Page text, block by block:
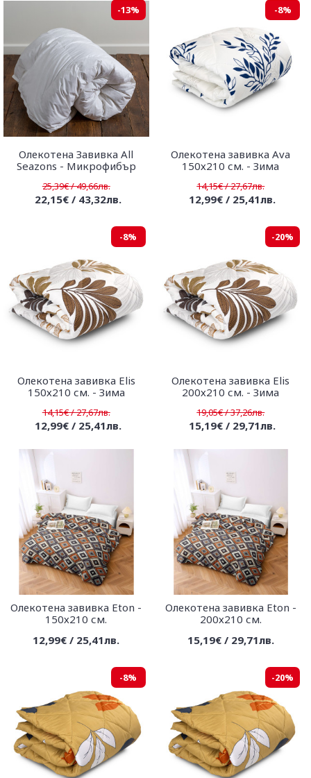
-13%
Олекотена Завивка All
Seazons - Микрофибър
25,39€ / 49,66лв.
22,15€ / 43,32лв.
-8%
Олекотена завивка Ava
150х210 см. - Зима
14,15€ / 27,67лв.
12,99€ / 25,41лв.
-8%
Олекотена завивка Elis
150х210 см. - Зима
14,15€ / 27,67лв.
12,99€ / 25,41лв.
-20%
Олекотена завивка Elis
200х210 см. - Зима
19,05€ / 37,26лв.
15,19€ / 29,71лв.
Олекотена завивка Eton -
150х210 см.
12,99€ / 25,41лв.
Олекотена завивка Eton -
200х210 см.
15,19€ / 29,71лв.
-8% -20%